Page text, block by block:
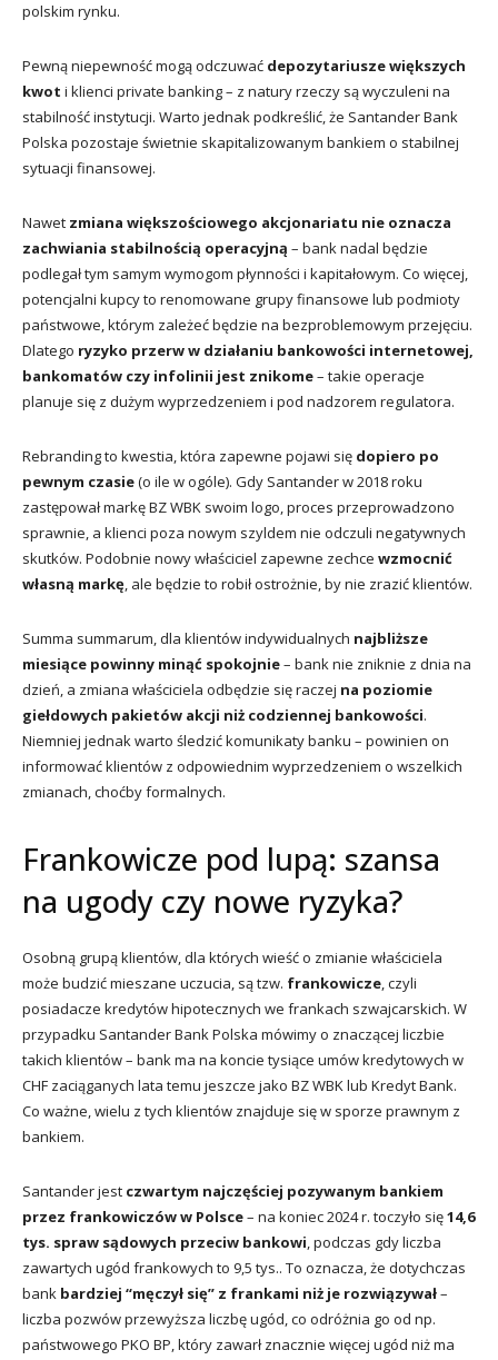
polskim rynku.
Pewną niepewność mogą odczuwać depozytariusze większych
kwot i klienci private banking – z natury rzeczy są wyczuleni na
stabilność instytucji. Warto jednak podkreślić, że Santander Bank
Polska pozostaje świetnie skapitalizowanym bankiem o stabilnej
sytuacji finansowej.
Nawet zmiana większościowego akcjonariatu nie oznacza
zachwiania stabilnością operacyjną – bank nadal będzie
podlegał tym samym wymogom płynności i kapitałowym. Co więcej,
potencjalni kupcy to renomowane grupy finansowe lub podmioty
państwowe, którym zależeć będzie na bezproblemowym przejęciu.
Dlatego ryzyko przerw w działaniu bankowości internetowej,
bankomatów czy infolinii jest znikome– takie operacje
planuje się z dużym wyprzedzeniem i pod nadzorem regulatora.
Rebranding to kwestia, która zapewne pojawi się dopiero po
pewnym czasie(o ile w ogóle). Gdy Santander w 2018 roku
zastępował markę BZ WBK swoim logo, proces przeprowadzono
sprawnie, a klienci poza nowym szyldem nie odczuli negatywnych
skutków. Podobnie nowy właściciel zapewne zechce wzmocnić
własną markę, ale będzie to robił ostrożnie, by nie zrazić klientów.
Summa summarum, dla klientów indywidualnych najbliższe
miesiące powinny minąć spokojnie– bank nie zniknie z dnia na
dzień, a zmiana właściciela odbędzie się raczej na poziomie
giełdowych pakietów akcji niż codziennej bankowości.
Niemniej jednak warto śledzić komunikaty banku – powinien on
informować klientów z odpowiednim wyprzedzeniem o wszelkich
zmianach, choćby formalnych.
Frankowicze pod lupą: szansa
na ugody czy nowe ryzyka?
Osobną grupą klientów, dla których wieść o zmianie właściciela
może budzić mieszane uczucia, są tzw. frankowicze, czyli
posiadacze kredytów hipotecznych we frankach szwajcarskich. W
przypadku Santander Bank Polska mówimy o znaczącej liczbie
takich klientów – bank ma na koncie tysiące umów kredytowych w
CHF zaciąganych lata temu jeszcze jako BZ WBK lub Kredyt Bank.
Co ważne, wielu z tych klientów znajduje się w sporze prawnym z
bankiem.
Santander jest czwartym najczęściej pozywanym bankiem
przez frankowiczów w Polsce– na koniec 2024 r. toczyło się14,6
tys. spraw sądowych przeciw bankowi, podczas gdy liczba
zawartych ugód frankowych to 9,5 tys.. To oznacza, że dotychczas
bank bardziej “męczył się” z frankami niż je rozwiązywał–
liczba pozwów przewyższa liczbę ugód, co odróżnia go od np.
państwowego PKO BP, który zawarł znacznie więcej ugód niż ma